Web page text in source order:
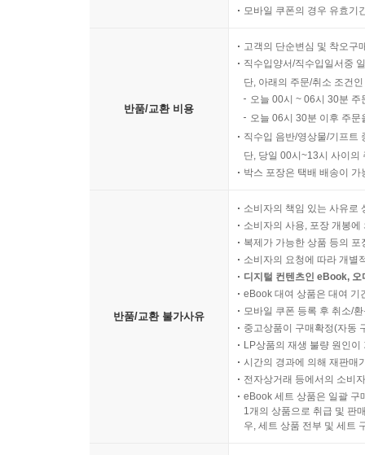
모바일 쿠폰의 경우 유효기
반품/교환 비용
고객의 단순변심 및 착오구
직수입양서/직수입일서중
단, 아래의 주문/취소 조건
오늘 00시 ~ 06시 30분
오늘 06시 30분 이후 주
직수입 음반/영상물/기프트
단, 당일 00시~13시 사이의
박스 포장은 택배 배송이
반품/교환 불가사유
소비자의 책임 있는 사유로
소비자의 사용, 포장 개봉
복제가 가능한 상품 등의
소비자의 요청에 따라 개별
디지털 컨텐츠인 eBook,
eBook 대여 상품은 대여 기
모바일 쿠폰 등록 후 취소/
중고상품이 구매확정(자동
LP상품의 재생 불량 원인
시간의 경과에 의해 재판매
전자상거래 등에서의 소비
eBook 세트 상품은 일괄 구
1개의 상품으로 취급 및 판
우, 세트 상품 전부 및 세트